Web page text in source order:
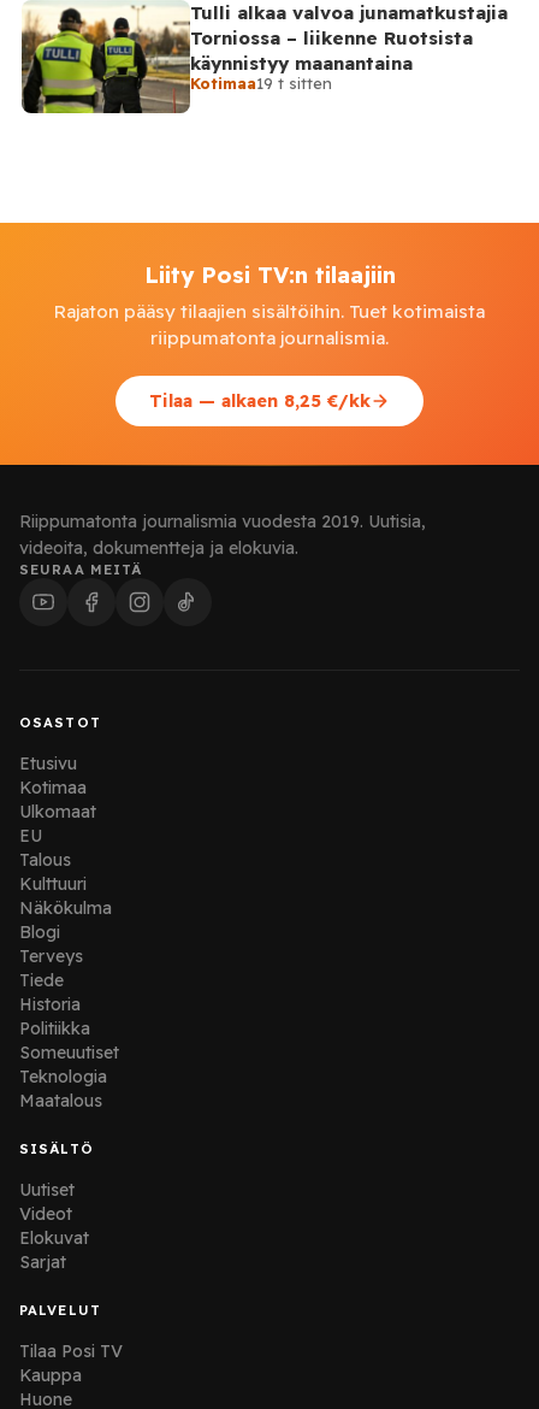
Tulli alkaa valvoa junamatkustajia
Torniossa – liikenne Ruotsista
käynnistyy maanantaina
Kotimaa19 t sitten
Liity Posi TV:n tilaajiin
Rajaton pääsy tilaajien sisältöihin. Tuet kotimaista
riippumatonta journalismia.
Tilaa — alkaen 8,25 €/kk
Riippumatonta journalismia vuodesta 2019. Uutisia,
videoita, dokumentteja ja elokuvia.
SEURAA MEITÄ
OSASTOT
Etusivu
Kotimaa
Ulkomaat
EU
Talous
Kulttuuri
Näkökulma
Blogi
Terveys
Tiede
Historia
Politiikka
Someuutiset
Teknologia
Maatalous
SISÄLTÖ
Uutiset
Videot
Elokuvat
Sarjat
PALVELUT
Tilaa Posi TV
Kauppa
Huone